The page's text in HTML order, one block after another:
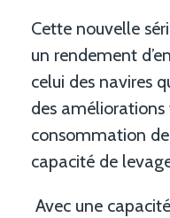
Cette nouvelle
un rendement
celui des navires
des
consommation
capacité de
Avec une